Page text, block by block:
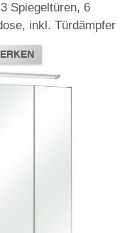
Spiegeltüren, 6
inkl. Türdämpfer